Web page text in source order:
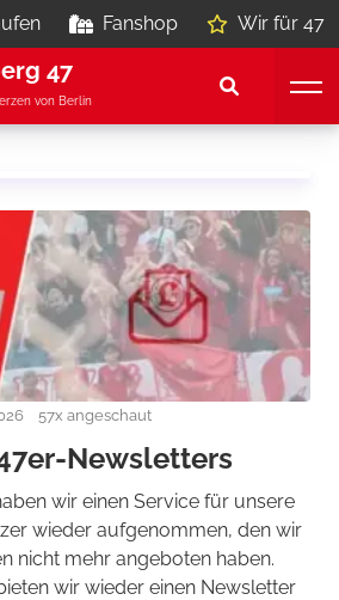
Fanshop Wir für 47
47
von Berlin
57x angeschaut
Newsletters
wir einen Service für unsere
wieder aufgenommen, den wir
nicht mehr angeboten haben.
wir wieder einen Newsletter